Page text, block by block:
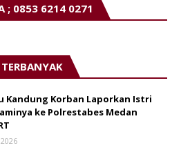
; 0853 6214 0271
Kandung Korban Laporkan Istri
ke Polrestabes Medan